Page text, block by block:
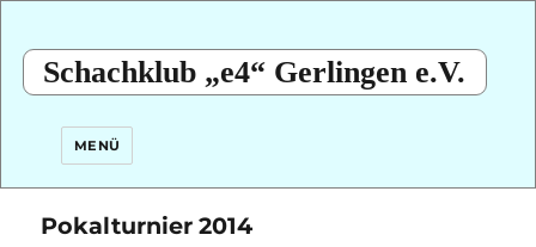
Schachklub „e4“ Gerlingen e.V.
MENÜ
Pokalturnier 2014